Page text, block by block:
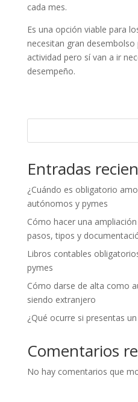
cada mes.
Es una opción viable para
necesitan gran
actividad pero sí van a ir
desempeño.
Entradas
¿Cuándo es obligatorio
autónomos y pymes
Cómo hacer una
pasos, tipos y
Libros contables
pymes
Cómo darse de alta como
siendo extranjero
¿Qué ocurre si presentas
Comentarios
No hay comentarios que